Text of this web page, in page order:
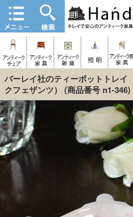
バーレイ社のティーポットトレイ
クフェザンツ）
(商品番号 n1-346)